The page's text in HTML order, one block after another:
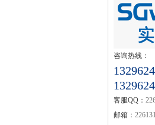
咨询热线：
客服QQ：
邮箱：